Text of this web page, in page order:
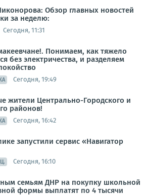
Обзор главных новостей
за неделю:
Сегодня, 11:31
Понимаем, как тяжело
без электричества, и разделяем
Сегодня, 19:49
жители Центрально-Городского и
районов!
Сегодня, 16:42
запустили сервис «Навигатор
Сегодня, 16:10
семьям ДНР на покупку школьной
формы выплатят по 4 тысячи